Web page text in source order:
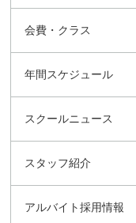
会費・クラス
年間スケジュール
スクールニュース
スタッフ紹介
アルバイト採用情報